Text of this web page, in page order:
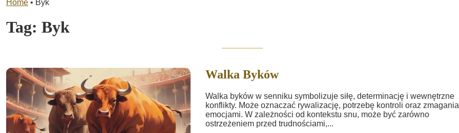
Home • Byk
Tag: Byk
Walka Byków
Walka byków w senniku symbolizuje siłę, determinację i wewnętrzne
konflikty. Może oznaczać rywalizację, potrzebę kontroli oraz
emocjami. W zależności od kontekstu snu, może być zarówno
ostrzeżeniem przed trudnościami,...